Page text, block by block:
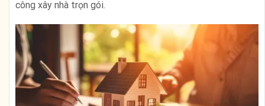
công xây nhà trọn gói.